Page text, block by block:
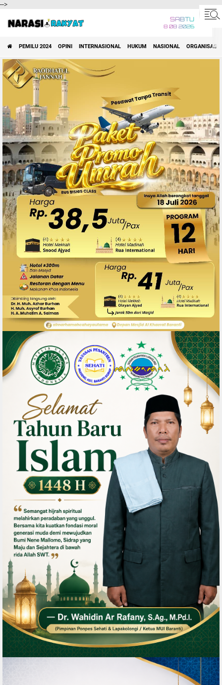
-->
SABTU
8 08 2026
PEMILU 2024 OPINI INTERNASIONAL HUKUM NASIONAL ORGANISASI